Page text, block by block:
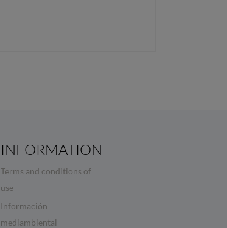
INFORMATION
Terms and conditions of
use
Información
mediambiental